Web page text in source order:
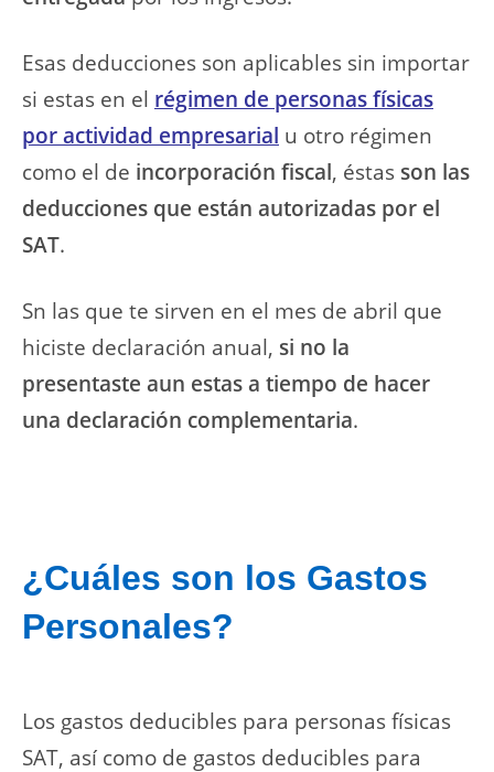
Esas deducciones son aplicables sin importar
si estas en el régimen de personas físicas
por actividad empresarial u otro régimen
como el de incorporación fiscal, éstas son las
deducciones que están autorizadas por el
SAT.
Sn las que te sirven en el mes de abril que
hiciste declaración anual, si no la
presentaste aun estas a tiempo de hacer
una declaración complementaria.
¿Cuáles son los Gastos
Personales?
Los gastos deducibles para personas físicas
SAT, así como de gastos deducibles para